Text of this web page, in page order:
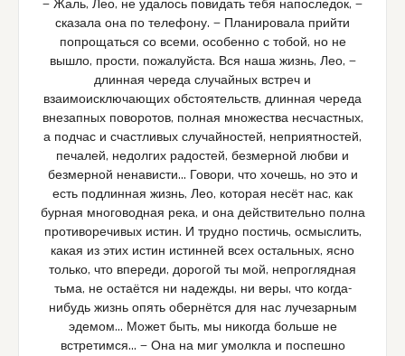
— Жаль, Лео, не удалось повидать тебя напоследок, —
сказала она по телефону. — Планировала прийти
попрощаться со всеми, особенно с тобой, но не
вышло, прости, пожалуйста. Вся наша жизнь, Лео, —
длинная череда случайных встреч и
взаимоисключающих обстоятельств, длинная череда
внезапных поворотов, полная множества несчастных,
а подчас и счастливых случайностей, неприятностей,
печалей, недолгих радостей, безмерной любви и
безмерной ненависти… Говори, что хочешь, но это и
есть подлинная жизнь, Лео, которая несёт нас, как
бурная многоводная река, и она действительно полна
противоречивых истин. И трудно постичь, осмыслить,
какая из этих истин истинней всех остальных, ясно
только, что впереди, дорогой ты мой, непроглядная
тьма, не остаётся ни надежды, ни веры, что когда-
нибудь жизнь опять обернётся для нас лучезарным
эдемом… Может быть, мы никогда больше не
встретимся… — Она на миг умолкла и поспешно